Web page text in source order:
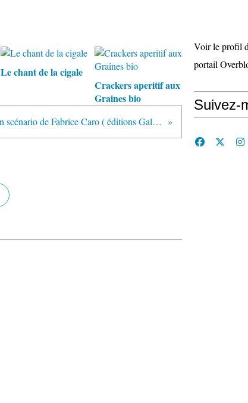
Le chant de la cigale
Crackers aperitif aux
Graines bio
Journal d’un scénario de Fabrice Caro ( éditions Gallimard)
Voir le profil
portail
Suivez-